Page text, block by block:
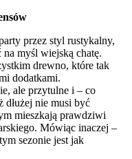
przez styl rustykalny,
myśl wiejską chatę.
drewno, które tak
dodatkami.
ale przytulne i – co
dłużej nie musi być
mieszkają prawdziwi
Mówiąc inaczej –
sezonie jest jak